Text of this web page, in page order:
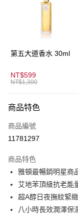
合作金庫商業銀行
上海商業儲蓄銀行
國泰世華商業銀行
臺灣中小企業銀行
匯豐（台灣）商業銀行
元大商業銀行
台灣樂天信用卡公司
超商取貨付款
悠遊付
全盈+PAY
AFTEE先享後付
便利好安心！
１．簡單：不需註冊會
２．便利：只要手機號
３．安心：先確認商品
【「AFTEE先享後付」結
運送方式
全家取貨付款
每筆NT$80，滿
第五大道香水 30ml
NT$599
NT$1,300
商品特色
商品編號
11781297
商品特色
雅頓最暢銷明星商
艾地苯頂級抗老能
超A醇日夜撫紋緊緻
八小時長效潤澤保